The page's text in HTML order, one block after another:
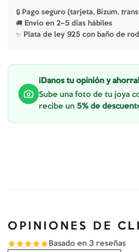
🔒 Pago seguro (tarjeta, Bizum,
🚚 Envío en 2–5 días hábiles
✨ Plata de ley 925 con baño de
¡Danos tu opinión y ahorra!
Sube una foto de tu joya
recibe un 5% de
OPINIONES DE
Basado en 3 reseñas